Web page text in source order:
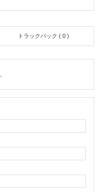
トラックバック ( 0 )